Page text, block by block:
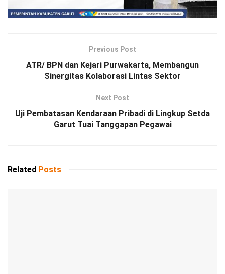
Previous Post
ATR/ BPN dan Kejari Purwakarta, Membangun
Sinergitas Kolaborasi Lintas Sektor
Next Post
Uji Pembatasan Kendaraan Pribadi di Lingkup Setda
Garut Tuai Tanggapan Pegawai
Related Posts